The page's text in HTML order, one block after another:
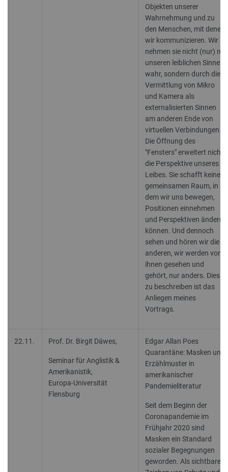
Objekten unserer
Wahrnehmung und zu
den Menschen, mit denen
wir kommunizieren. Wir
nehmen sie nicht (nur) mit
unseren leiblichen Sinnen
wahr, sondern durch die
Vermittlung von Mikro
und Kamera als
externalisierten Sinnen
am anderen Ende von
virtuellen Verbindungen.
Die Öffnung des
"Fensters" erweitert nicht
die Perspektive unseres
Leibes. Sie schafft keinen
gemeinsamen Raum, in
dem wir uns bewegen,
Positionen einnehmen
und Perspektiven ändern
können. Und dennoch
sehen und hören wir die
anderen, wir werden von
ihnen gesehen und
gehört, nur anders. Dies
zu beschreiben ist das
Anliegen meines
Vortrags.
22.11. Prof. Dr. Birgit Däwes,
Seminar für Anglistik &
Amerikanistik,
Europa-Universität
Flensburg
Edgar Allan Poes
Quarantäne: Masken und
Erzählmuster in
amerikanischer
Pandemieliteratur
Seit dem Beginn der
Coronapandemie im
Frühjahr 2020 sind
Masken ein Standard
sozialer Begegnungen
geworden. Als sichtbare